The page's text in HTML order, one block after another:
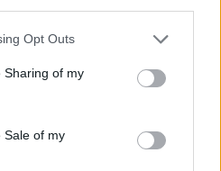
app uses one or more Google
behaviour. You may click to
and its third-party tags to
purposes in below Google
Opt Outs
Sharing of my
Sale of my